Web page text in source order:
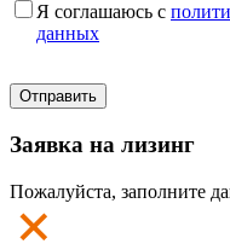
Я соглашаюсь с
данных
Заявка на лизинг
Пожалуйста, заполните